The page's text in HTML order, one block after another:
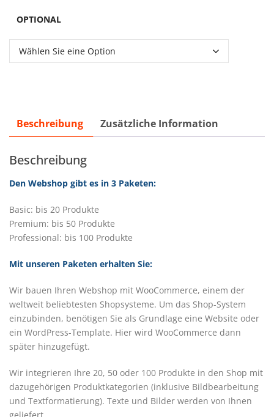
OPTIONAL
Beschreibung
Zusätzliche Information
Beschreibung
Den Webshop gibt es in 3 Paketen:
Basic: bis 20 Produkte
Premium: bis 50 Produkte
Professional: bis 100 Produkte
Mit unseren Paketen erhalten Sie:
Wir bauen Ihren Webshop mit WooCommerce, einem der
weltweit beliebtesten Shopsysteme. Um das Shop-System
einzubinden, benötigen Sie als Grundlage eine Website oder
ein WordPress-Template. Hier wird WooCommerce dann
später hinzugefügt.
Wir integrieren Ihre 20, 50 oder 100 Produkte in den Shop mit
dazugehörigen Produktkategorien (inklusive Bildbearbeitung
und Textformatierung). Texte und Bilder werden von Ihnen